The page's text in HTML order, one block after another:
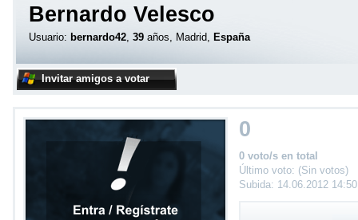
Bernardo Velesco
Usuario: bernardo42, 39 años, Madrid, España
Invitar amigos a votar
0
0 voto/s en total
Último voto: (Sin votos)
Subida: 14.06.2012